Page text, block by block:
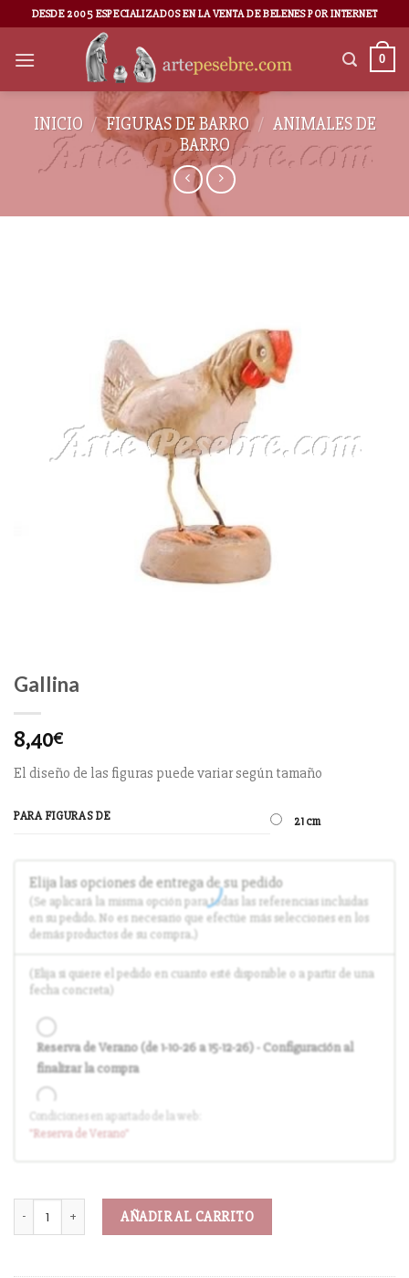
DESDE 2005 ESPECIALIZADOS EN LA VENTA DE BELENES POR INTERNET
0
INICIO / FIGURAS DE BARRO / ANIMALES DE
BARRO
Gallina
8,40€
El diseño de las figuras puede variar según tamaño
PARA FIGURAS DE 21 cm
Elija las opciones de entrega de su pedido
(Se aplicará la misma opción para todas las referencias incluidas
en su pedido. No es necesario que efectúe más selecciones en los
demás productos de su compra.)
(Elija si quiere el pedido en cuanto esté disponible o a partir de una
fecha concreta)
Reserva de Verano (de 1-10-26 a 15-12-26) - Configuración al
finalizar la compra
Entrega en cuanto el pedido esté disponible (sin descuento)
Condiciones en apartado de la web:
"Reservade Verano"
AÑADIR AL CARRITO